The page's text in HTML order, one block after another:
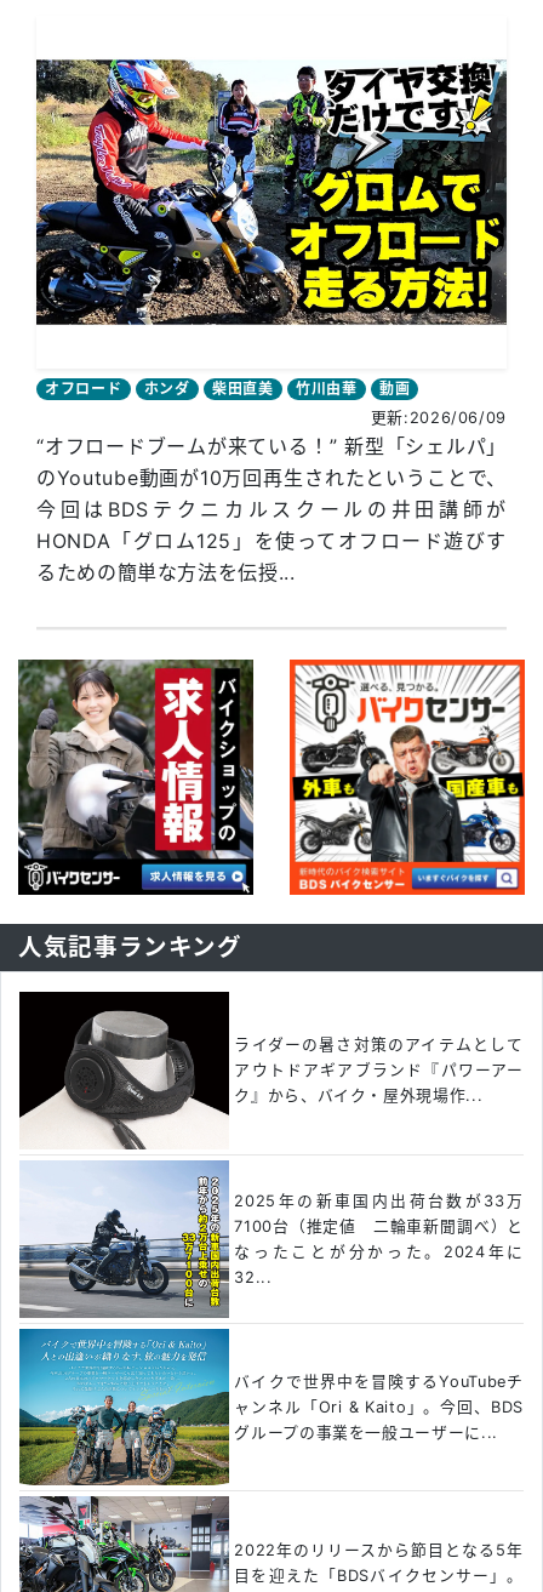
オフロード ホンダ 柴田直美 竹川由華
動画
更新:2026/06/09
“オフロードブームが来ている！” 新型「シェルパ」
のYoutube動画が10万回再生されたということで、
今回はBDSテクニカルスクールの井田講師が
HONDA「グロム125」を使ってオフロード遊びす
るための簡単な方法を伝授...
人気記事ランキング
ライダーの暑さ対策のアイテムとして
アウトドアギアブランド『パワーアー
ク』から、バイク・屋外現場作...
2025年の新車国内出荷台数が33万
7100台（推定値 二輪車新聞調べ）と
なったことが分かった。2024年に
32...
バイクで世界中を冒険するYouTubeチ
ャンネル「Ori & Kaito」。今回、BDS
グループの事業を一般ユーザーに...
2022年のリリースから節目となる5年
目を迎えた「BDSバイクセンサー」。